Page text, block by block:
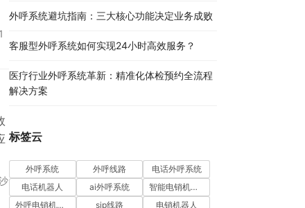
外呼系统避坑指南：三大核心功能决定业务成败​
客服型外呼系统如何实现24小时高效服务？
医疗行业外呼系统革新：精准化体检预约全流程
解决方案​
标签云
外呼系统 外呼线路
电话外呼系统
电话机器人
ai外呼系统
智能电销机器人
外呼电销机器人
sip线路
电销机器人